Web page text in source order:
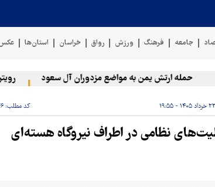
جامعه فرهنگ ورزش رواق خراسان استان‌ها
حمله ارتش یمن به مواضع مزدوران آل سعود رویترز: عربستان ۸۶ درصد از
۱۴۰۵ - ۱۹:۵۵ کد مطلب:
نظامی در اطراف نیروگاه هسته‌ای